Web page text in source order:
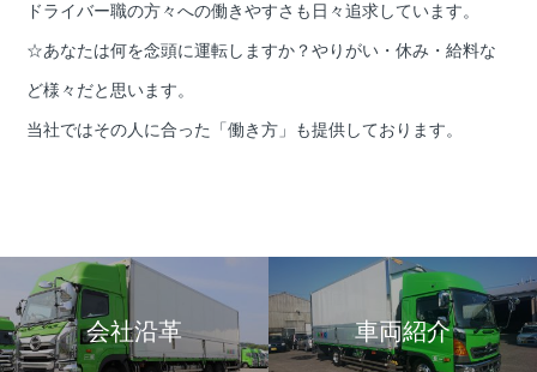
ドライバー職の方々への働きやすさも日々追求しています。
☆あなたは何を念頭に運転しますか？やりがい・休み・給料な
ど様々だと思います。
当社ではその人に合った「働き方」も提供しております。
会社沿革 車両紹介